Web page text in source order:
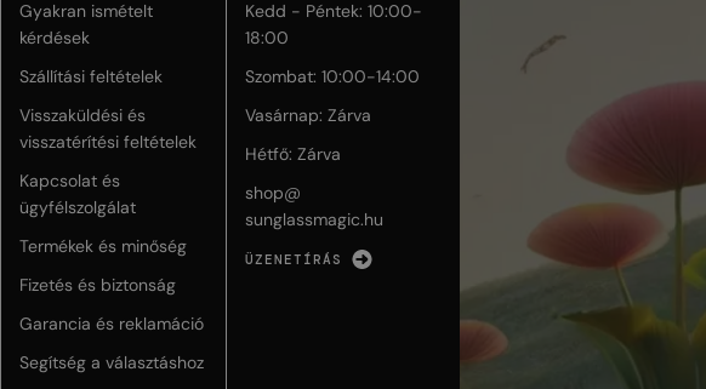
Gyakran ismételt
kérdések
Szállítási feltételek
Visszaküldési és
visszatérítési feltételek
Kapcsolat és
ügyfélszolgálat
Termékek és minőség
Fizetés és biztonság
Garancia és reklamáció
Segítség a választáshoz
Kedd - Péntek: 10:00-
18:00
Szombat: 10:00-14:00
Vasárnap: Zárva
Hétfő: Zárva
shop@
sunglassmagic.hu
ÜZENETÍRÁS